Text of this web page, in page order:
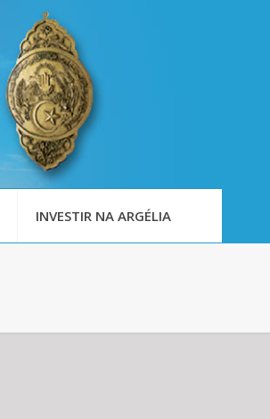
INVESTIR NA ARGÉLIA